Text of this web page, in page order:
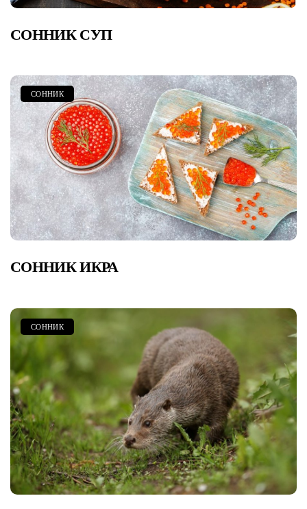
СОННИК СУП
СОННИК
СОННИК ИКРА
СОННИК